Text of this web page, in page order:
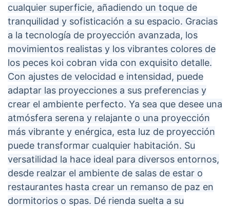
cualquier superficie, añadiendo un toque de
tranquilidad y sofisticación a su espacio. Gracias
a la tecnología de proyección avanzada, los
movimientos realistas y los vibrantes colores de
los peces koi cobran vida con exquisito detalle.
Con ajustes de velocidad e intensidad, puede
adaptar las proyecciones a sus preferencias y
crear el ambiente perfecto. Ya sea que desee una
atmósfera serena y relajante o una proyección
más vibrante y enérgica, esta luz de proyección
puede transformar cualquier habitación. Su
versatilidad la hace ideal para diversos entornos,
desde realzar el ambiente de salas de estar o
restaurantes hasta crear un remanso de paz en
dormitorios o spas. Dé rienda suelta a su